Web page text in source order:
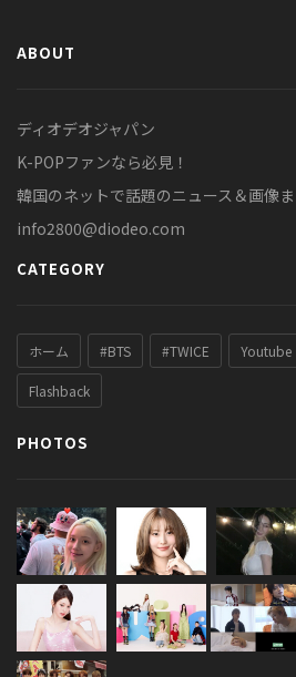
ABOUT
ディオデオジャパン
K-POPファンなら必見！
韓国のネットで話題のニュース＆画像
info2800@diodeo.com
CATEGORY
ホーム #BTS #TWICE Youtube
Flashback
PHOTOS